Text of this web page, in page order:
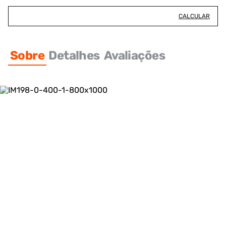
CALCULAR
Sobre Detalhes Avaliações